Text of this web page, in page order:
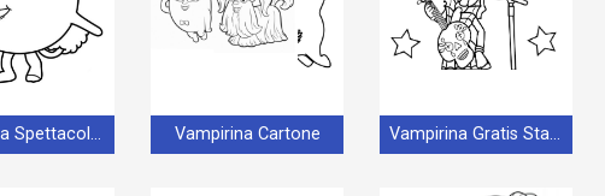
Vampirina Spettacolare Vampirina Cartone Vampirina Gratis Stampabile